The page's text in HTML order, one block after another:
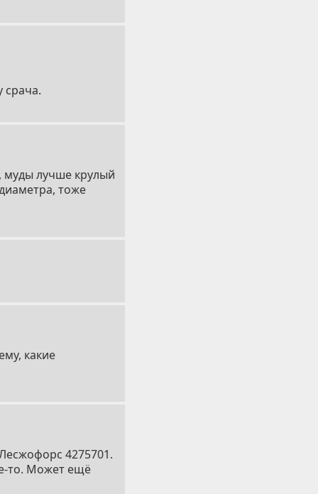
срача.
муды лучше крулый
тоже
какие
4275701.
то. Может ещё